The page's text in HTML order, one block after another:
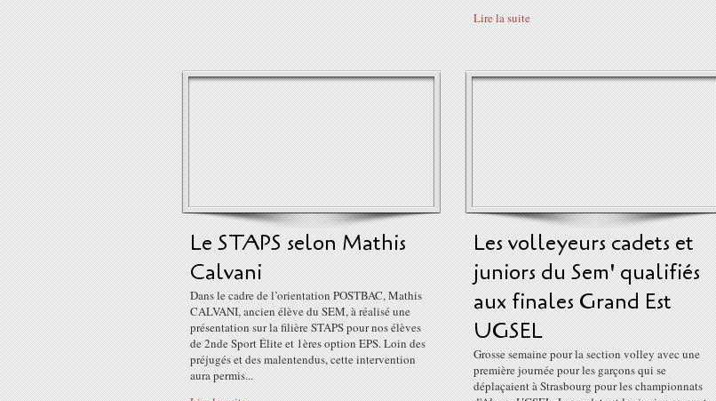
Lire la suite
Le STAPS selon Mathis
Calvani
Dans le cadre de l’orientation POSTBAC, Mathis
CALVANI, ancien élève du SEM, à réalisé une
présentation sur la filière STAPS pour nos élèves
de 2nde Sport Élite et 1ères option EPS. Loin des
préjugés et des malentendus, cette intervention
aura permis...
Les volleyeurs cadets et
juniors du Sem' qualifiés
aux finales Grand Est
UGSEL
Grosse semaine pour la section volley avec une
première journée pour les garçons qui se
déplaçaient à Strasbourg pour les championnats